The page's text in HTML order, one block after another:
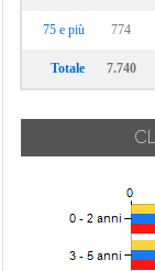
75 e più 774
Totale 7.740